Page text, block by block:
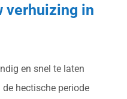
verhuizing in
en snel te laten
hectische periode